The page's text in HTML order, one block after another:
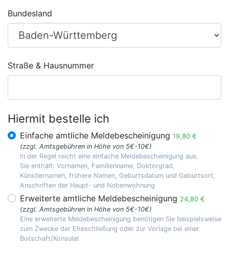
Bundesland
Straße & Hausnummer
Hiermit bestelle ich
Einfache amtliche Meldebescheinigung 19,80 €
(zzgl. Amtsgebühren in Höhe von 5€-10€)
In der Regel reicht eine einfache Meldebescheinigung aus.
Sie enthält: Vornamen, Familienname, Doktorgrad,
Künstlernamen, frühere Namen, Geburtsdatum und Geburtsort,
Anschriften der Haupt- und Nebenwohnung
Erweiterte amtliche Meldebescheinigung 24,80 €
(zzgl. Amtsgebühren in Höhe von 5€-10€)
Eine erweiterte Meldebescheinigung benötigen Sie beispielsweise
zum Zwecke der Eheschließung oder zur Vorlage bei einer
Botschaft/Konsulat